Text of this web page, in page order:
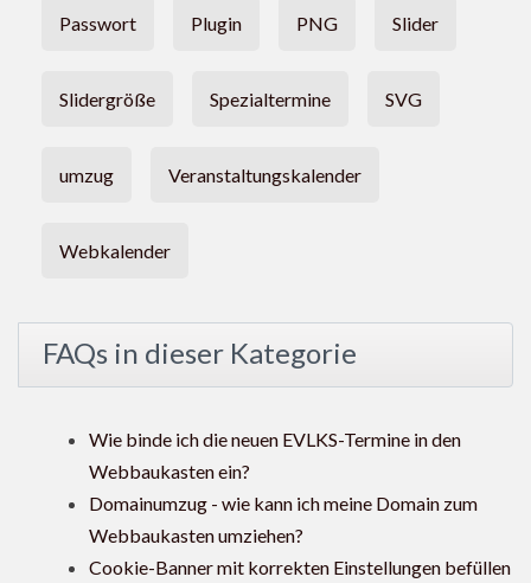
Passwort Plugin PNG Slider
Slidergröße Spezialtermine SVG
umzug Veranstaltungskalender
Webkalender
FAQs in dieser Kategorie
Wie binde ich die neuen EVLKS-Termine in den
Webbaukasten ein?
Domainumzug - wie kann ich meine Domain zum
Webbaukasten umziehen?
Cookie-Banner mit korrekten Einstellungen befüllen